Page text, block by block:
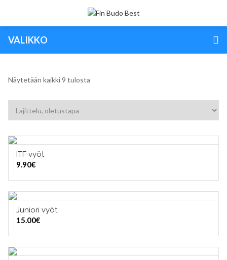
VALIKKO
Näytetään kaikki 9 tulosta
ITF vyöt
9.90€
Juniori vyöt
15.00€